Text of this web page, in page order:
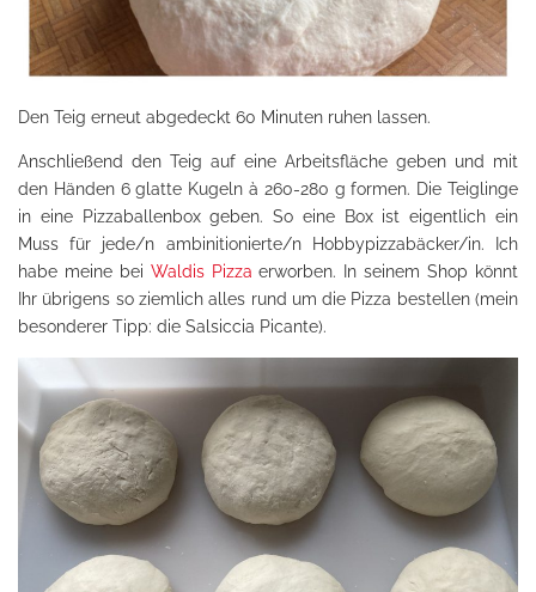
Den Teig erneut abgedeckt 60 Minuten ruhen lassen.
Anschließend den Teig auf eine Arbeitsfläche geben und mit
den Händen 6 glatte Kugeln à 260-280 g formen. Die Teiglinge
in eine Pizzaballenbox geben. So eine Box ist eigentlich ein
Muss für jede/n ambinitionierte/n Hobbypizzabäcker/in. Ich
habe meine bei Waldis Pizzaerworben. In seinem Shop könnt
Ihr übrigens so ziemlich alles rund um die Pizza bestellen (mein
besonderer Tipp: die Salsiccia Picante).